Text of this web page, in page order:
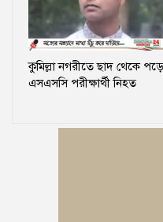
কুমিল্লা নগরীতে ছাদ থেকে পড়ে
এসএসসি পরীক্ষার্থী নিহত